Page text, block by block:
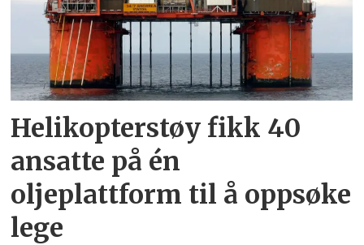
Helikopterstøy fikk 40
ansatte på én
oljeplattform til å oppsøke
lege